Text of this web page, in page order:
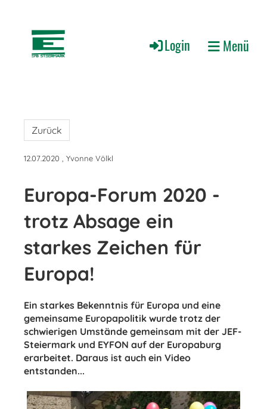
Login Menü
Zurück
12.07.2020 , Yvonne Völkl
Europa-Forum 2020 -
trotz Absage ein
starkes Zeichen für
Europa!
Ein starkes Bekenntnis für Europa und eine
gemeinsame Europapolitik wurde trotz der
schwierigen Umstände gemeinsam mit der JEF-
Steiermark und EYFON auf der Europaburg
erarbeitet. Daraus ist auch ein Video
entstanden...